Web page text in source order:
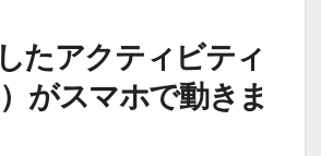
たアクティビティ
）がスマホで動きま